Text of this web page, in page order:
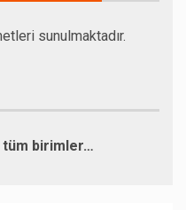
sunulmaktadır.
tüm birimler…